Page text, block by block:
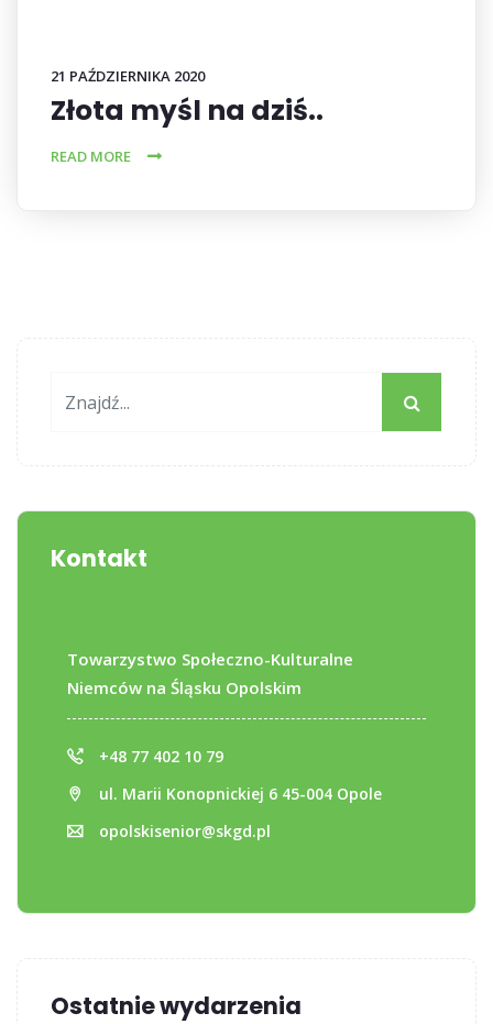
21 PAŹDZIERNIKA 2020
Złota myśl na dziś..
READ MORE
Kontakt
Towarzystwo Społeczno-Kulturalne
Niemców na Śląsku Opolskim
+48 77 402 10 79
ul. Marii Konopnickiej 6 45-004 Opole
opolskisenior@skgd.pl
Ostatnie wydarzenia